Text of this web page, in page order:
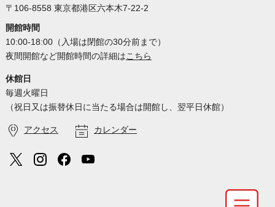
〒106-8558 東京都港区六本木7-22-2
開館時間
10:00-18:00（入場は閉館の30分前まで）
夜間開館など開館時間の詳細はこちら
休館日
毎週火曜日
（祝日又は振替休日に当たる場合は開館し、翌平日休館）
アクセス カレンダー